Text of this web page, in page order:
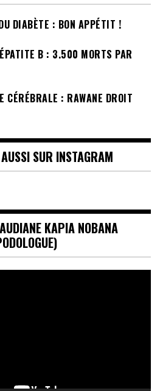
DIABÈTE : BON APPÉTIT !
B : 3.500 MORTS PAR
CÉRÉBRALE : RAWANE DROIT
SUR INSTAGRAM
KAPIA NOBANA